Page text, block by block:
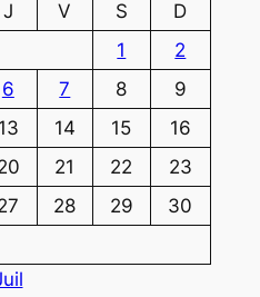
J V S
D
1
2
6 7 8
9
13 14 15
16
21 22
23
28 29
30